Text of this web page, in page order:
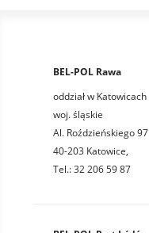
BEL-POL Rawa
oddział w Katowicach
woj. śląskie
Al. Roździeńskiego 97
40-203 Katowice,
Tel.: 32 206 59 87